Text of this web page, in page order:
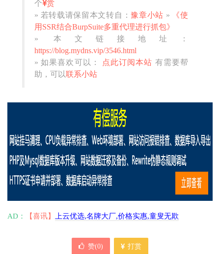
个 赏
» 若转载请保留本文转自：豫章小站 »
《使
用SSR结合BurpSuite多重代理进行抓包》
» 本文链接地址：
https://blog.mydns.vip/3546.html
» 如果喜欢可以：
点此订阅本站 有需要帮
助，可以联系小站
AD： 【喜讯】 上云优选,名牌大厂,价格实惠,童叟无欺
赞(0) 打赏